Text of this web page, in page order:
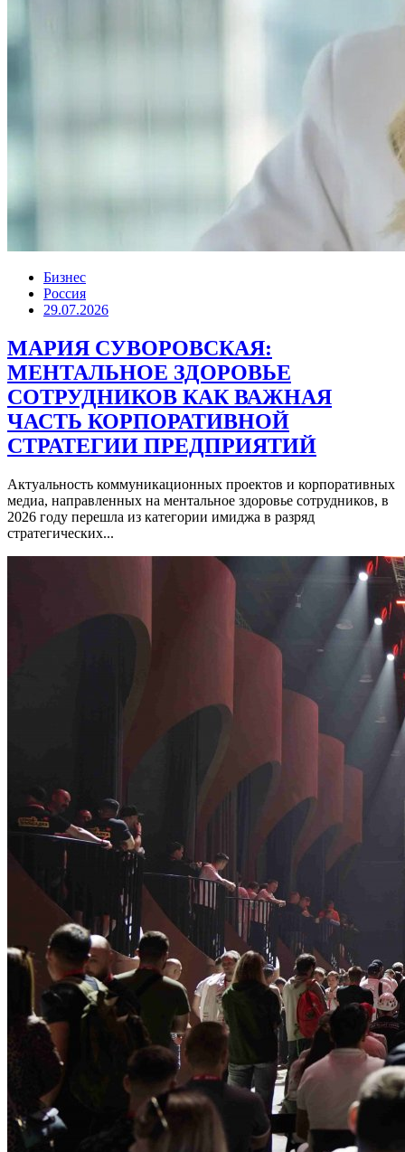
Бизнес
Россия
29.07.2026
МАРИЯ СУВОРОВСКАЯ:
МЕНТАЛЬНОЕ ЗДОРОВЬЕ
СОТРУДНИКОВ КАК ВАЖНАЯ
ЧАСТЬ КОРПОРАТИВНОЙ
СТРАТЕГИИ ПРЕДПРИЯТИЙ
Актуальность коммуникационных проектов и корпоративных
медиа, направленных на ментальное здоровье сотрудников, в
2026 году перешла из категории имиджа в разряд
стратегических...